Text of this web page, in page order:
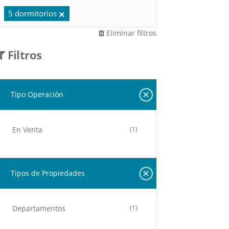
5 dormitorios
Eliminar filtros
Filtros
Tipo Operación
En Venta (1)
Tipos de Propiedades
Departamentos (1)